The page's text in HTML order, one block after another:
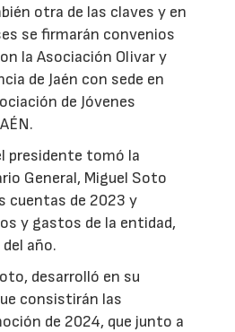
otra de las claves y en
se firmarán convenios
la Asociación Olivar y
de Jaén con sede en
de Jóvenes
presidente tomó la
General, Miguel Soto
cuentas de 2023 y
y gastos de la entidad,
año.
desarrolló en su
consistirán las
de 2024, que junto a